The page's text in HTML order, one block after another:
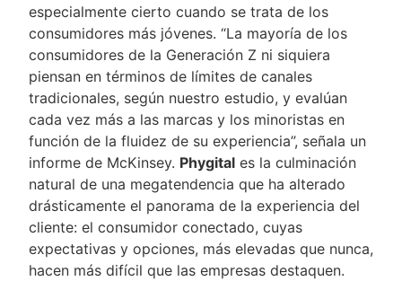
especialmente cierto cuando se trata de los
consumidores más jóvenes. “La mayoría de los
consumidores de la Generación Z ni siquiera
piensan en términos de límites de canales
tradicionales, según nuestro estudio, y evalúan
cada vez más a las marcas y los minoristas en
función de la fluidez de su experiencia”, señala un
informe de McKinsey. Phygital es la culminación
natural de una megatendencia que ha alterado
drásticamente el panorama de la experiencia del
cliente: el consumidor conectado, cuyas
expectativas y opciones, más elevadas que nunca,
hacen más difícil que las empresas destaquen.